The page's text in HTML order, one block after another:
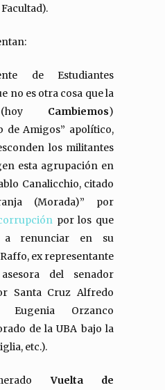
de Estudiantes
no es otra cosa que la
(hoy Cambiemos)
de Amigos” apolítico,
los militantes
esta agrupación en
Canalicchio, citado
(Morada)” por
por los que
a renunciar en su
ex representante
del senador
Santa Cruz Alfredo
Eugenia Orzanco
de la UBA bajo la
etc.).
Vuelta de